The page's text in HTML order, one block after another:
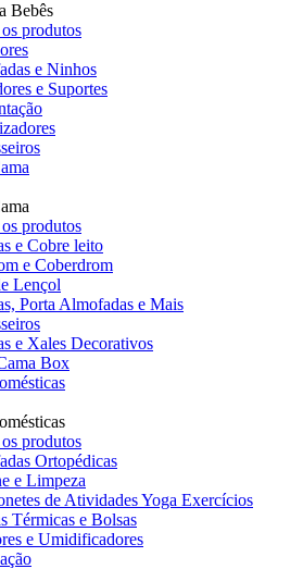
Bebês
produtos
e Ninhos
e Suportes
produtos
e Cobre leito
e Coberdrom
Lençol
Porta Almofadas e Mais
e Xales Decorativos
Box
produtos
Ortopédicas
e Limpeza
de Atividades Yoga Exercícios
Térmicas e Bolsas
e Umidificadores